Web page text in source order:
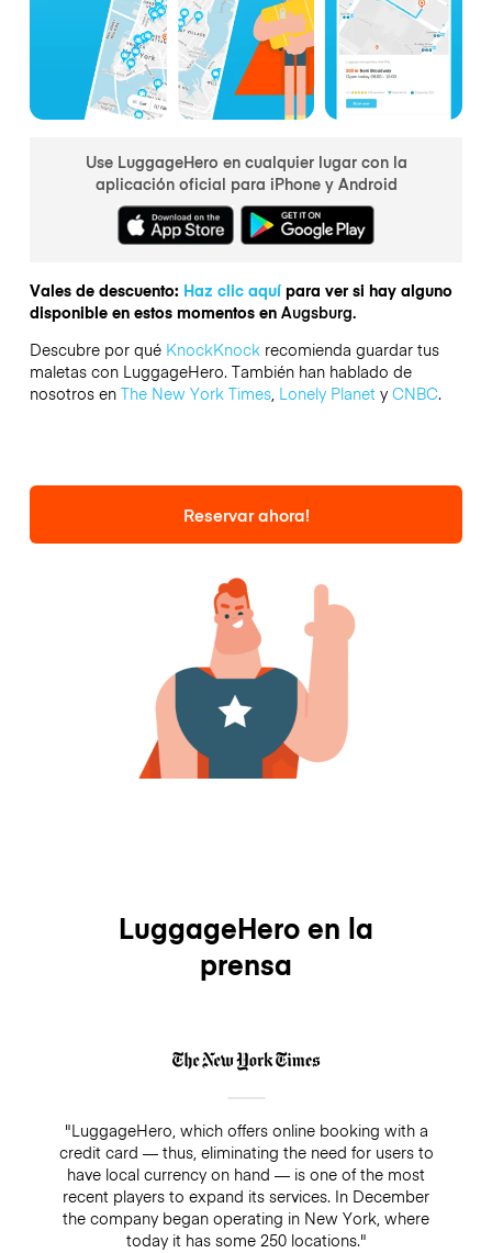
Use LuggageHero en cualquier lugar con la
aplicación oficial para iPhone y Android
Vales de descuento: Haz clic aquípara ver si hay alguno
disponible en estos momentos en Augsburg.
Descubre por qué KnockKnockrecomienda guardar tus
maletas con LuggageHero. También han hablado de
nosotros en The New York Times, Lonely Planety CNBC.
Reservar ahora!
LuggageHero en la
prensa
"LuggageHero, which offers online booking with a
credit card — thus, eliminating the need for users to
have local currency on hand — is one of the most
recent players to expand its services. In December
the company began operating in New York, where
today it has some 250 locations."